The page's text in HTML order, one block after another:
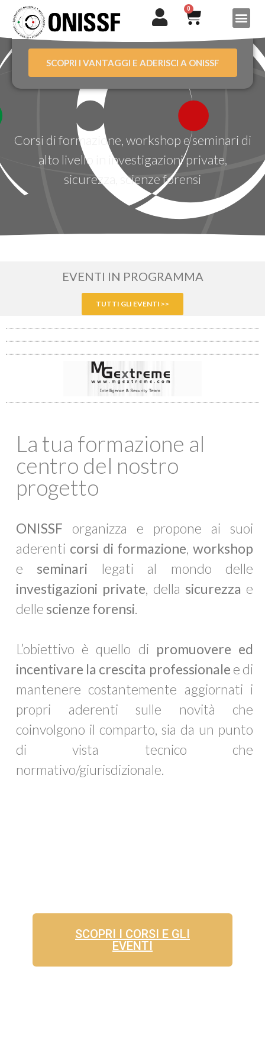
0
Corsi di formazione, workshop e seminari di
alto livello in investigazioni private,
sicurezza, scienze forensi
SCOPRI I VANTAGGI E ADERISCI A ONISSF
EVENTI IN PROGRAMMA
TUTTI GLI EVENTI >>
La tua formazione al
centro del nostro
progetto
ONISSF organizza e propone ai suoi
aderenti corsi di formazione, workshop
e seminari legati al mondo delle
investigazioni private, della sicurezza e
delle scienze forensi.
L’obiettivo è quello di promuovere ed
incentivare la crescita professionale e di
mantenere costantemente aggiornati i
propri aderenti sulle novità che
coinvolgono il comparto, sia da un punto
di vista tecnico che
normativo/giurisdizionale.
SCOPRI I CORSI E GLI
EVENTI